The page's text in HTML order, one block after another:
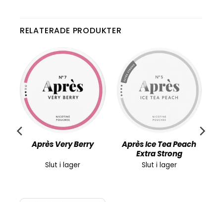
RELATERADE PRODUKTER
Après Very Berry
Slut i lager
Après Ice Tea Peach
Extra Strong
Slut i lager